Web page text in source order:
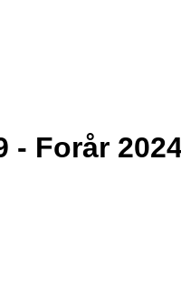
- Forår